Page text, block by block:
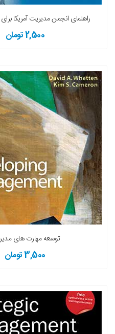
راهنمای انجمن مدیریت آمریکا
2,500 تومان
توسعه مهارت های
3,500 تومان